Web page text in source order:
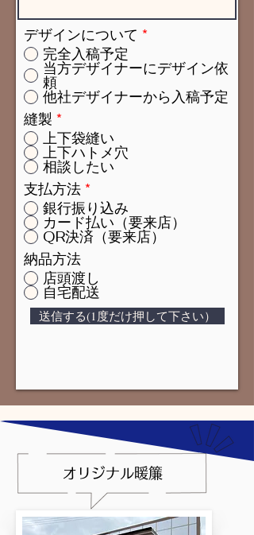
デザインについて *
完全入稿予定
当方デザイナーにデザイン依
頼
他社デザイナーから入稿予定
縫製 *
上下袋縫い
上下ハトメ穴
相談したい
支払方法 *
銀行振り込み
カード払い（要来店）
QR決済（要来店）
納品方法
店頭渡し
自宅配送
送信する(1度だけ押して下さい）
オリジナル暖簾